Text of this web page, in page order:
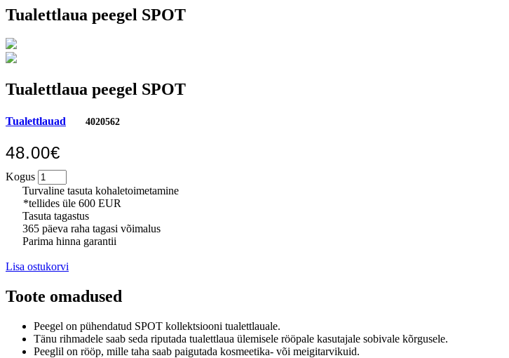
Tualettlaua peegel SPOT
Tualettlaua peegel SPOT
Tualettlauad 4020562
48.00€
Kogus
Turvaline tasuta kohaletoimetamine
*tellides üle 600 EUR
Tasuta tagastus
365 päeva raha tagasi võimalus
Parima hinna garantii
Lisa ostukorvi
Toote omadused
Peegel on pühendatud SPOT kollektsiooni tualettlauale.
Tänu rihmadele saab seda riputada tualettlaua ülemisele rööpale kasutajale sobivale kõrgusele.
Peeglil on rööp, mille taha saab paigutada kosmeetika- või meigitarvikuid.